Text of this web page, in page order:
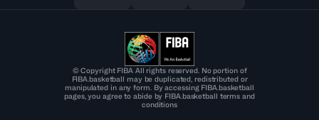
© Copyright FIBA All rights reserved. No portion of
FIBA.basketball may be duplicated, redistributed or
manipulated in any form. By accessing FIBA.basketball
pages, you agree to abide by FIBA.basketball terms and
conditions